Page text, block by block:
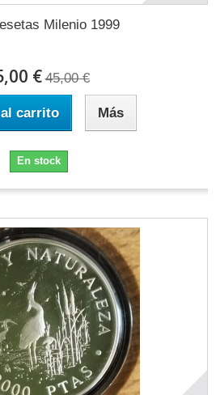
Milenio 1999
€ 45,00 €
carrito Más
En stock